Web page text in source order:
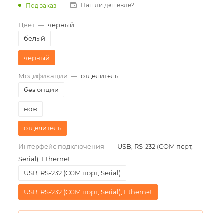
Под заказ Нашли дешевле?
Цвет — черный
белый
черный
Модификации — отделитель
без опции
нож
отделитель
Интерфейс подключения — USB, RS-232 (COM порт,
Serial), Ethernet
USB, RS-232 (COM порт, Serial)
USB, RS-232 (COM порт, Serial), Ethernet